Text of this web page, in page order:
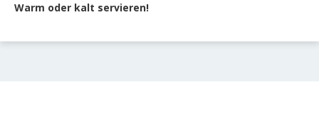
Warm oder kalt servieren!